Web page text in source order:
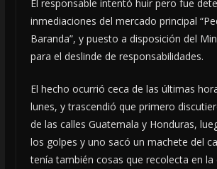
El responsable intentó huir pero fue
inmediaciones del mercado principal
Baranda”, y puesto a disposición del
para el deslinde de responsabilidades.
El hecho ocurrió ceca de las últimas
lunes, y trascendió que primero
de las calles Guatemala y Honduras,
los golpes y uno sacó un machete del
tenía también cosas que recolecta en la